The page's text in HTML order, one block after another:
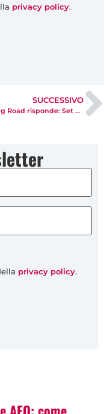
privacy policy.
SUCCESSIVO
Ranking Road risponde: Set Up del profilo GBP
privacy policy.
AEO: come